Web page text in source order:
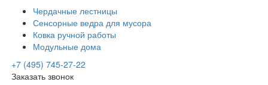
Чердачные лестницы
Сенсорные ведра для мусора
Ковка ручной работы
Модульные дома
+7 (495) 745-27-22
Заказать звонок